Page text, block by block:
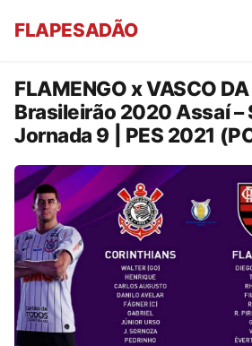
FLAPESADÃO
FLAMENGO x VASCO DA
Brasileirão 2020 Assaí –
Jornada 9 | PES 2021